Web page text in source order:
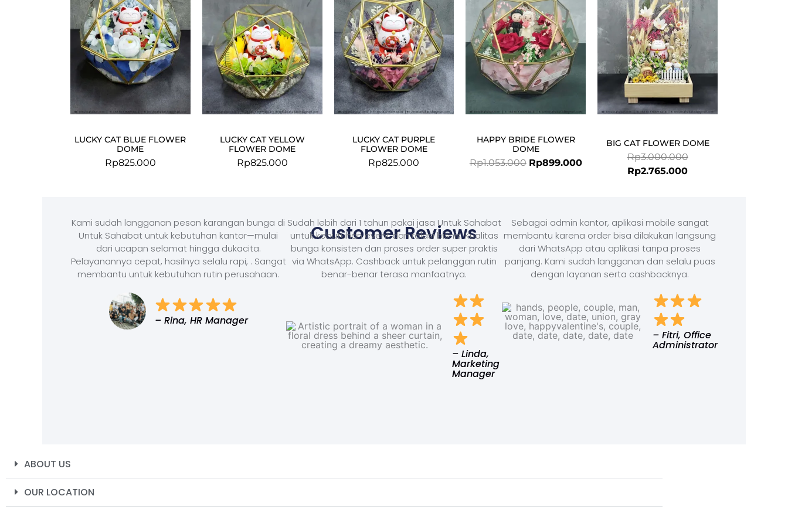
LUCKY CAT BLUE FLOWER
DOME
Rp825.000
LUCKY CAT YELLOW
FLOWER DOME
Rp825.000
LUCKY CAT PURPLE
FLOWER DOME
Rp825.000
HAPPY BRIDE FLOWER
DOME
Rp1.053.000
Rp1.053.000.
Rp899.000
Rp899.000.
BIG CAT FLOWER DOME
Rp3.000.000
Rp3.000.000.
Rp2.765.000
Rp2.765.000.
Customer Reviews
Kami sudah langganan pesan karangan bunga di
Untuk Sahabat untuk kebutuhan kantor—mulai
dari ucapan selamat hingga dukacita.
Pelayanannya cepat, hasilnya selalu rapi, . Sangat
membantu untuk kebutuhan rutin perusahaan.
– Rina, HR Manager
Sudah lebih dari 1 tahun pakai jasa Untuk Sahabat
untuk kebutuhan event dan relasi bisnis. Kualitas
bunga konsisten dan proses order super praktis
via WhatsApp. Cashback untuk pelanggan rutin
benar-benar terasa manfaatnya.
– Linda,
Marketing
Manager
Sebagai admin kantor, aplikasi mobile sangat
membantu karena order bisa dilakukan langsung
dari WhatsApp atau aplikasi tanpa proses
panjang. Kami sudah langganan dan selalu puas
dengan layanan serta cashbacknya.
– Fitri, Office
Administrator
ABOUT US
OUR LOCATION